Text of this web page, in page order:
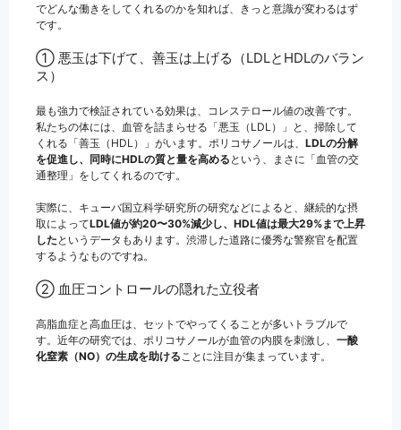
でどんな働きをしてくれるのかを知れば、きっと意識が変わるはず
です。
① 悪玉は下げて、善玉は上げる（LDLとHDLのバラン
ス）
最も強力で検証されている効果は、コレステロール値の改善です。
私たちの体には、血管を詰まらせる「悪玉（LDL）」と、掃除して
くれる「善玉（HDL）」がいます。ポリコサノールは、 LDLの分解
を促進し、同時にHDLの質と量を高める という、まさに「血管の交
通整理」をしてくれるのです。
実際に、キューバ国立科学研究所の研究などによると、継続的な摂
取によってLDL値が約20〜30%減少し、HDL値は最大29%まで上昇
した というデータもあります。渋滞した道路に優秀な警察官を配置
するようなものですね。
② 血圧コントロールの隠れた立役者
高脂血症と高血圧は、セットでやってくることが多いトラブルで
す。近年の研究では、ポリコサノールが血管の内膜を刺激し、 一酸
化窒素（NO）の生成を助ける ことに注目が集まっています。